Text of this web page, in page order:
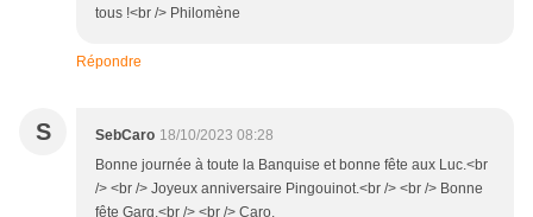
tous !<br /> Philomène
Répondre
S SebCaro 18/10/2023 08:28
Bonne journée à toute la Banquise et bonne fête aux Luc.<br
/> <br /> Joyeux anniversaire Pingouinot.<br /> <br /> Bonne
fête Garg.<br /> <br /> Caro.